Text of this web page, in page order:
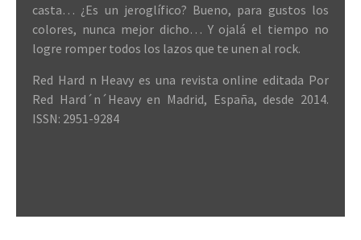
casta… ¿Es un jeroglífico? Bueno, para gustos los
colores, nunca mejor dicho… Y ojalá el tiempo no
logre romper todos los lazos que te unen al rock.
Red Hard n Heavy es una revista online editada Por
Red Hard´n´Heavy en Madrid, España, desde 2014.
ISSN: 2951-9284